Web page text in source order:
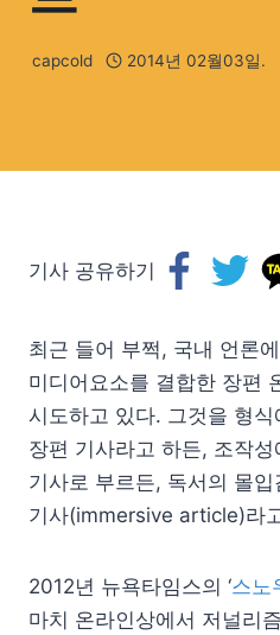
capcold 2014년 02월03일.
기사 공유하기
최근 들어 부쩍, 국내 언론
미디어요소를 결합한 장편
시도하고 있다. 그것을 형
장편 기사라고 하든, 조작
기사로 부르든, 독서의 몰
기사(immersive article)라
2012년 뉴욕타임스의 ‘스노
마치 온라인상에서 저널리